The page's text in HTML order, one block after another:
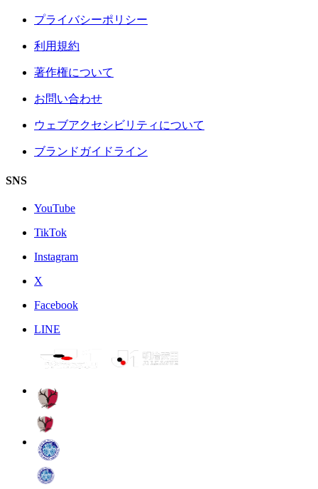
プライバシーポリシー
利用規約
著作権について
お問い合わせ
ウェブアクセシビリティについて
ブランドガイドライン
SNS
YouTube
TikTok
Instagram
X
Facebook
LINE